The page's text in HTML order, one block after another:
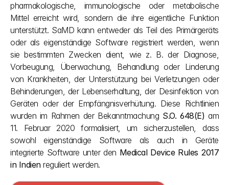
pharmakologische, immunologische oder metabolische
Mittel erreicht wird, sondern die ihre eigentliche Funktion
unterstützt. SaMD kann entweder als Teil des Primärgeräts
oder als eigenständige Software registriert werden, wenn
sie bestimmten Zwecken dient, wie z. B. der Diagnose,
Vorbeugung, Überwachung, Behandlung oder Linderung
von Krankheiten, der Unterstützung bei Verletzungen oder
Behinderungen, der Lebenserhaltung, der Desinfektion von
Geräten oder der Empfängnisverhütung. Diese Richtlinien
wurden im Rahmen der Bekanntmachung S.O. 648(E) am
11. Februar 2020 formalisiert, um sicherzustellen, dass
sowohl eigenständige Software als auch in Geräte
integrierte Software unter den Medical Device Rules 2017
in Indien reguliert werden.